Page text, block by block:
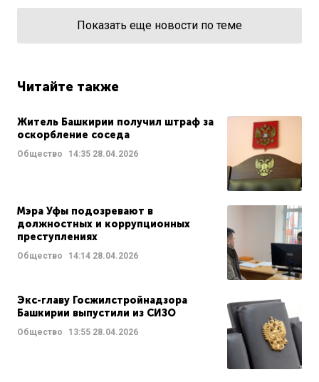
Показать еще новости по теме
Читайте также
Житель Башкирии получил штраф за
оскорбление соседа
Общество 14:35 28.04.2026
Мэра Уфы подозревают в
должностных и коррупционных
преступлениях
Общество 14:14 28.04.2026
Экс-главу Госжилстройнадзора
Башкирии выпустили из СИЗО
Общество 13:55 28.04.2026